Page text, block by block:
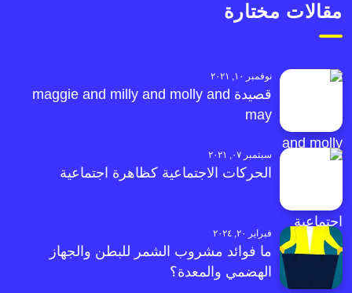
مقالات مختارة
نوفمبر ١٠, ٢٠٢١
قصيدة maggie and milly and molly and
may
سبتمبر ٠٧, ٢٠٢١
الحركات الاجتماعية كظاهرة اجتماعية
فبراير ٢٠, ٢٠٢٤
ما فوائد مشروب الشمر للبطن والجهاز
الهضمي والمعدة؟